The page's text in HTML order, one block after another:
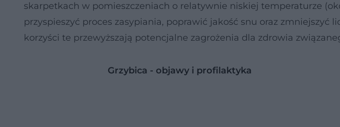
skarpetkach w pomieszczeniach o relatywnie niskiej temperaturze
przyspieszyć proces zasypiania, poprawić jakość snu oraz zmniejszyć
korzyści te przewyższają potencjalne zagrożenia dla zdrowia
Grzybica - objawy i profilaktyka